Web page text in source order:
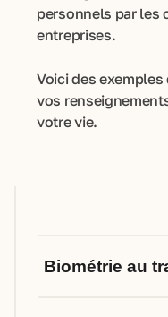
personnels par les
entreprises.
Voici des
vos
votre vie.
Biométrie au